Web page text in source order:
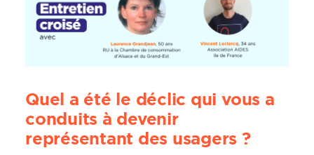
Quel a été le déclic qui vous a
conduits à devenir
représentant des usagers ?